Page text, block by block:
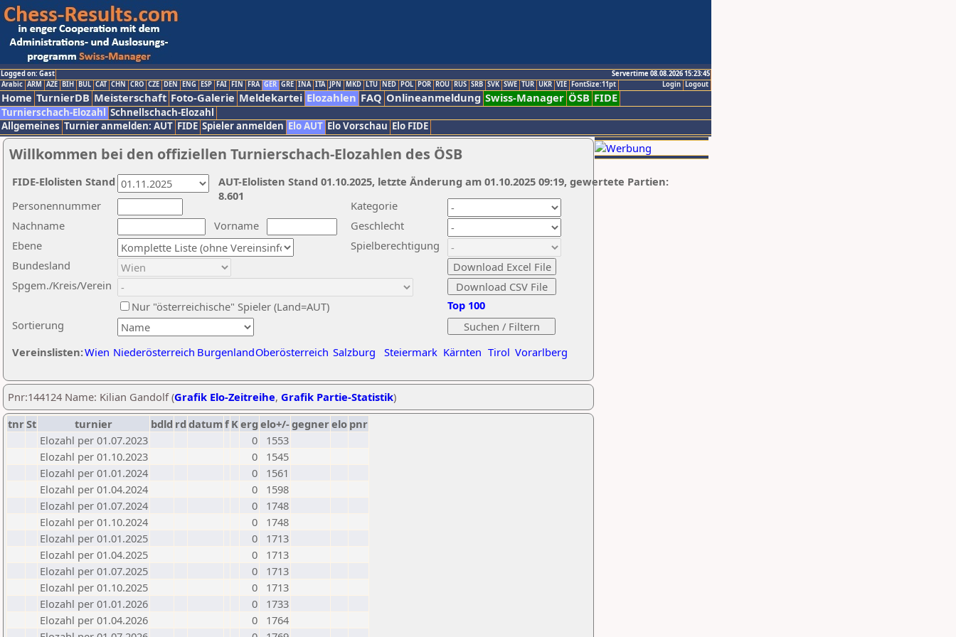
Logged on: Gast
Servertime 08.08.2026 15:23:45
Logout
Login
Arabic ARM AZE BIH BUL CAT CHN CRO CZE DEN ENG ESP FAI FIN FRA GER GRE INA ITA JPN MKD LTU NED POL POR ROU RUS SRB SVK SWE TUR UKR VIE FontSize:11pt
Home TurnierDB Meisterschaft Foto-Galerie Meldekartei Elozahlen FAQ Onlineanmeldung Swiss-Manager ÖSB FIDE
Turnierschach-Elozahl Schnellschach-Elozahl
Allgemeines Turnier anmelden: AUT FIDE Spieler anmelden Elo AUT Elo Vorschau Elo FIDE
Willkommen bei den offiziellen Turnierschach-Elozahlen des ÖSB
Nachname
Vorname
Ebene
Kategorie
Sortierung
Personennummer
Bundesland
Spgem./Kreis/Verein
Geschlecht
Nur "österreichische" Spieler (Land=AUT)
Spielberechtigung
Vereinslisten:Wien Niederösterreich BurgenlandOberösterreich Salzburg Steiermark Kärnten Tirol Vorarlberg
Top 100
AUT-Elolisten Stand 01.10.2025, letzte Änderung am 01.10.2025 09:19, gewertete Partien:
8.601
FIDE-Elolisten Stand
Pnr:144124 Name: Kilian Gandolf (Grafik Elo-Zeitreihe, Grafik Partie-Statistik)
tnrSt turnier bdld rd datumf Kerg elo+/-gegnerelo pnr
Elozahl per 01.07.2023
0
1553
Elozahl per 01.10.2023
0
1545
Elozahl per 01.01.2024
0
1561
Elozahl per 01.04.2024
0
1598
Elozahl per 01.07.2024
0
1748
Elozahl per 01.10.2024
0
1748
Elozahl per 01.01.2025
0
1713
Elozahl per 01.04.2025
0
1713
Elozahl per 01.07.2025
0
1713
Elozahl per 01.10.2025
0
1713
Elozahl per 01.01.2026
0
1733
Elozahl per 01.04.2026
0
1764